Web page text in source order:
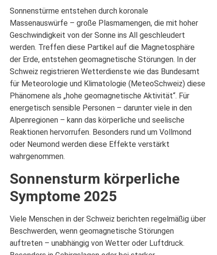
Sonnenstürme entstehen durch koronale
Massenauswürfe – große Plasmamengen, die mit hoher
Geschwindigkeit von der Sonne ins All geschleudert
werden. Treffen diese Partikel auf die Magnetosphäre
der Erde, entstehen geomagnetische Störungen. In der
Schweiz registrieren Wetterdienste wie das Bundesamt
für Meteorologie und Klimatologie (MeteoSchweiz) diese
Phänomene als „hohe geomagnetische Aktivität“. Für
energetisch sensible Personen – darunter viele in den
Alpenregionen – kann das körperliche und seelische
Reaktionen hervorrufen. Besonders rund um Vollmond
oder Neumond werden diese Effekte verstärkt
wahrgenommen.
Sonnensturm körperliche
Symptome 2025
Viele Menschen in der Schweiz berichten regelmäßig über
Beschwerden, wenn geomagnetische Störungen
auftreten – unabhängig von Wetter oder Luftdruck.